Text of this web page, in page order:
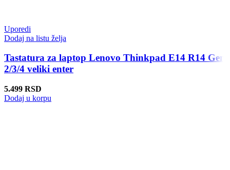
Uporedi
Dodaj na listu želja
Tastatura za laptop Lenovo Thinkpad E14 R14 Gen
2/3/4 veliki enter
5.499 RSD
Dodaj u korpu